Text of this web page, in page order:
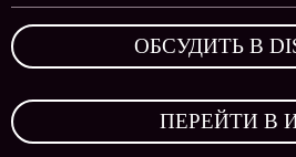
ОБСУДИТЬ В
ПЕРЕЙТИ В